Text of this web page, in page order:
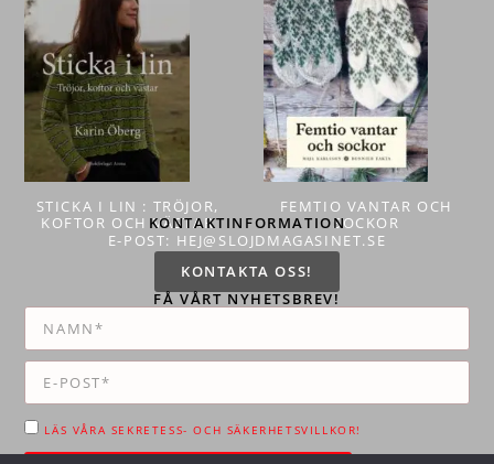
STICKA I LIN : TRÖJOR,
KOFTOR OCH VÄSTAR
FEMTIO VANTAR OCH
SOCKOR
KONTAKTINFORMATION
E-POST: HEJ@SLOJDMAGASINET.SE
KONTAKTA OSS!
FÅ VÅRT NYHETSBREV!
LÄS VÅRA SEKRETESS- OCH SÄKERHETSVILLKOR!